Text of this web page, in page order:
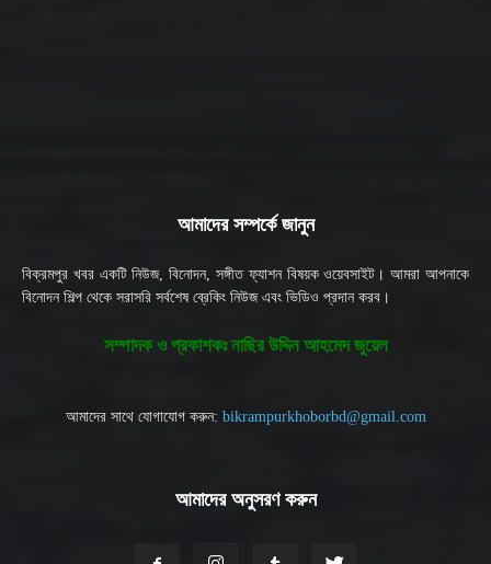
আমাদের সম্পর্কে জানুন
বিক্রমপুর খবর একটি নিউজ, বিনোদন, সঙ্গীত ফ্যাশন বিষয়ক ওয়েবসাইট। আমরা আপনাকে
বিনোদন শিল্প থেকে সরাসরি সর্বশেষ ব্রেকিং নিউজ এবং ভিডিও প্রদান করব।
সম্পাদক ও প্রকাশকঃ নাছির উদ্দিন আহমেদ জুয়েল
আমাদের সাথে যোগাযোগ করুন: bikrampurkhoborbd@gmail.com
আমাদের অনুসরণ করুন